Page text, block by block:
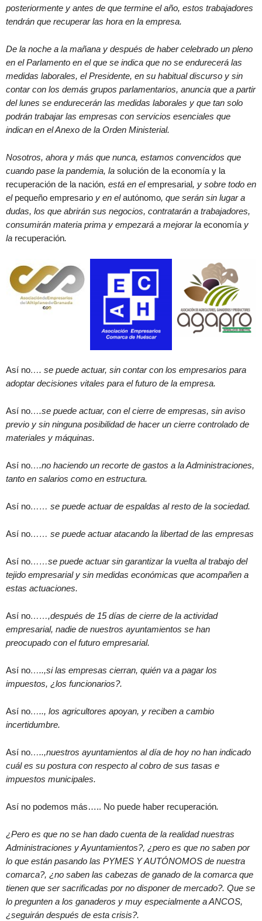
posteriormente y antes de que termine el año, estos trabajadores
tendrán que recuperar las hora en la empresa.
De la noche a la mañana y después de haber celebrado un pleno
en el Parlamento en el que se indica que no se endurecerá las
medidas laborales, el Presidente, en su habitual discurso y sin
contar con los demás grupos parlamentarios, anuncia que a partir
del lunes se endurecerán las medidas laborales y que tan solo
podrán trabajar las empresas con servicios esenciales que
indican en el Anexo de la Orden Ministerial.
Nosotros, ahora y más que nunca, estamos convencidos que
cuando pase la pandemia, la solución de la economía y la
recuperación de la nación, está en elempresarial, y sobre todo en
el pequeño empresario y en elautónomo, que serán sin lugar a
dudas, los que abrirán sus negocios, contratarán a trabajadores,
consumirán materia prima y empezará a mejorar la economía y
la recuperación.
Así no…. se puede actuar, sin contar con los empresarios para
adoptar decisiones vitales para el futuro de la empresa.
Así no….se puede actuar, con el cierre de empresas, sin aviso
previo y sin ninguna posibilidad de hacer un cierre controlado de
materiales y máquinas.
Así no….no haciendo un recorte de gastos a la Administraciones,
tanto en salarios como en estructura.
Así no…… se puede actuar de espaldas al resto de la sociedad.
Así no…… se puede actuar atacando la libertad de las empresas
Así no……se puede actuar sin garantizar la vuelta al trabajo del
tejido empresarial y sin medidas económicas que acompañen a
estas actuaciones.
Así no……,después de 15 días de cierre de la actividad
empresarial, nadie de nuestros ayuntamientos se han
preocupado con el futuro empresarial.
Así no…..,si las empresas cierran, quién va a pagar los
impuestos, ¿los funcionarios?.
Así no….., los agricultores apoyan, y reciben a cambio
incertidumbre.
Así no…..,nuestros ayuntamientos al día de hoy no han indicado
cuál es su postura con respecto al cobro de sus tasas e
impuestos municipales.
Así no podemos más….. No puede haber recuperación.
¿Pero es que no se han dado cuenta de la realidad nuestras
Administraciones y Ayuntamientos?, ¿pero es que no saben por
lo que están pasando las PYMES Y AUTÓNOMOS de nuestra
comarca?, ¿no saben las cabezas de ganado de la comarca que
tienen que ser sacrificadas por no disponer de mercado?. Que se
lo pregunten a los ganaderos y muy especialmente a ANCOS,
¿seguirán después de esta crisis?.